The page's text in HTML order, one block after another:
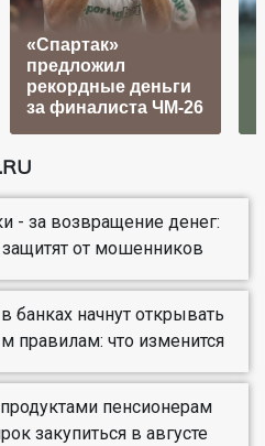
«Спартак»
предложил
рекордные деньги
за финалиста ЧМ-26
- за возвращение денег:
защитят от мошенников
банках начнут открывать
правилам: что изменится
пенсионерам
закупиться в августе